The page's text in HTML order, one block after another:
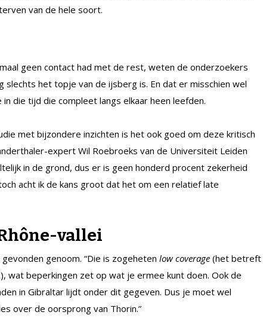
van de hele soort.
geen contact had met de rest, weten de onderzoekers
slechts het topje van de ijsberg is. En dat er misschien wel
die tijd die compleet langs elkaar heen leefden.
met bijzondere inzichten is het ook goed om deze kritisch
expert Wil Roebroeks van de Universiteit Leiden
in de grond, dus er is geen honderd procent zekerheid
acht ik de kans groot dat het om een relatief late
vallei
genoom. “Die is zogeheten low coverage (het betreft
wat beperkingen zet op wat je ermee kunt doen. Ook de
in Gibraltar lijdt onder dit gegeven. Dus je moet wel
over de oorsprong van Thorin.”